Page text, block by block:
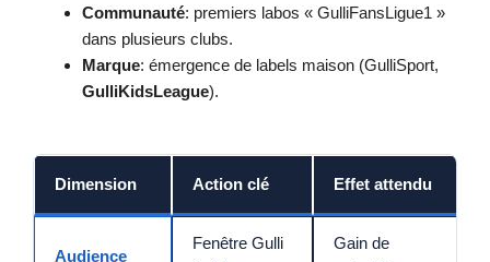
Communauté: premiers labos « GulliFansLigue1 »
dans plusieurs clubs.
Marque: émergence de labels maison (GulliSport,
GulliKidsLeague).
Dimension Action clé Effet attendu
Audience
Fenêtre Gulli
Gain de